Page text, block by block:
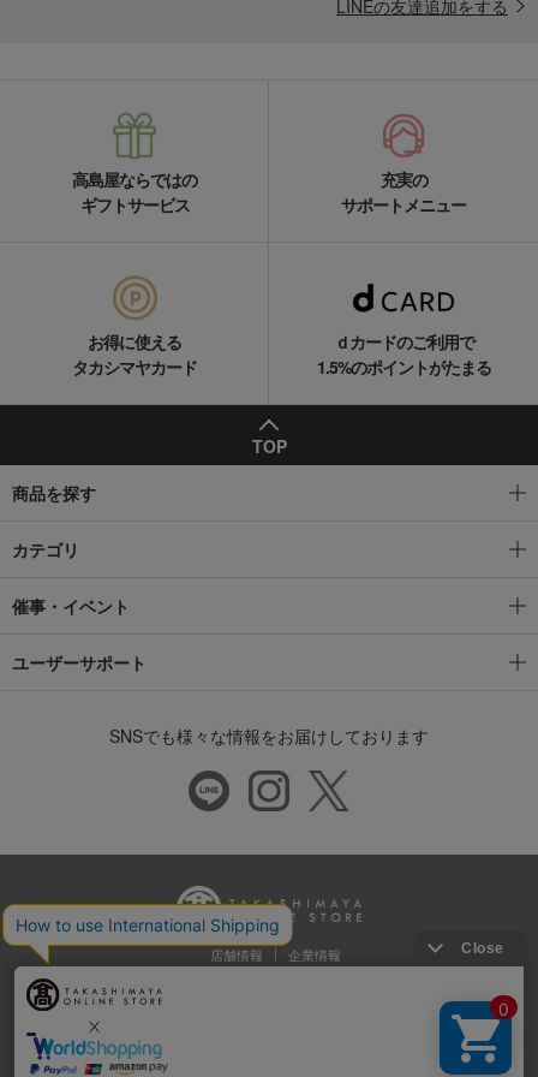
LINEの友達追加をする
高島屋ならではの
ギフトサービス
充実の
サポートメニュー
お得に使える
タカシマヤカード
ｄカードのご利用で
1.5%のポイントがたまる
TOP
商品を探す
カテゴリ
催事・イベント
ユーザーサポート
SNSでも様々な情報をお届けしております
店舗情報 企業情報
推奨環境 特定商取引法に基づく表示
プライバシーポリシー
Cookie等の第三者提供について
ウェブアクセシビリティ方針